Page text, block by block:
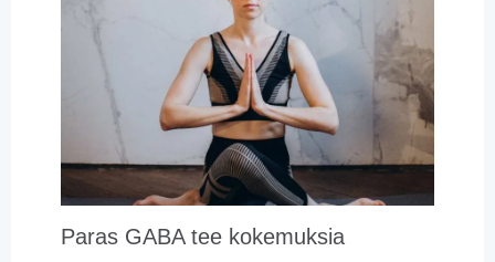
Paras GABA tee kokemuksia